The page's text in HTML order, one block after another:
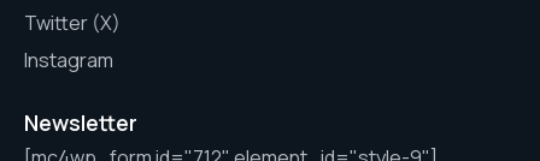
Twitter (X)
Instagram
Newsletter